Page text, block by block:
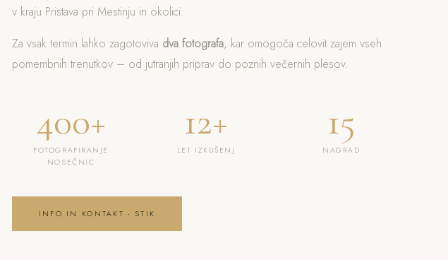
v kraju Pristava pri Mestinju in okolici.
Za vsak termin lahko zagotoviva dva fotografa, kar omogoča celovit zajem vseh
pomembnih trenutkov – od jutranjih priprav do poznih večernih plesov.
400+
FOTOGRAFIRANJE
NOSEČNIC
12+
LET IZKUŠENJ
15
NAGRAD
INFO IN KONTAKT - STIK